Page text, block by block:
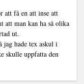
att få en att inse att
att man kan ha så olika
ut.
hade tex askul i
skulle uppfatta den